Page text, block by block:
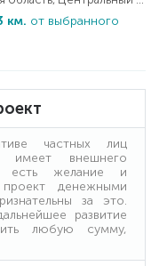
км. от выбранного
частных лиц
внешнего
есть желание и
денежными
за это.
развитие
любую сумму,